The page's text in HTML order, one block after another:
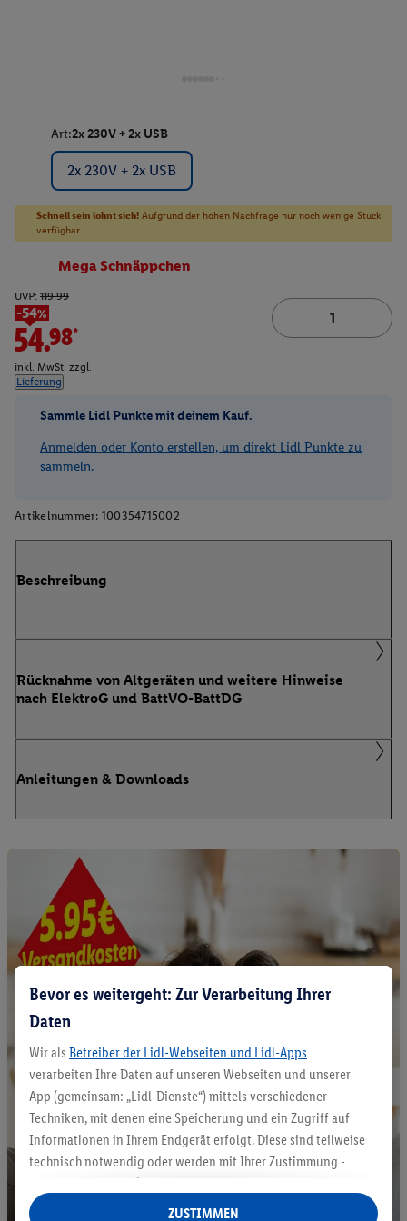
Art:2x 230V + 2x USB
2x 230V + 2x USB
Schnell sein lohnt sich! Aufgrund der hohen Nachfrage nur noch wenige Stück
verfügbar.
Mega Schnäppchen
UVP: 119.99
-54%
54.98*
inkl. MwSt. zzgl.
Lieferung
Sammle Lidl Punkte mit deinem Kauf.
Anmelden oder Konto erstellen, um direkt Lidl Punkte zu
sammeln.
Artikelnummer: 100354715002
Beschreibung
Rücknahme von Altgeräten und weitere Hinweise
nach ElektroG und BattVO-BattDG
Anleitungen & Downloads
Bevor es weitergeht: Zur Verarbeitung Ihrer
Daten
Wir als Betreiber der Lidl-Webseiten und Lidl-Apps
verarbeiten Ihre Daten auf unseren Webseiten und unserer
App (gemeinsam: „Lidl-Dienste“) mittels verschiedener
Techniken, mit denen eine Speicherung und ein Zugriff auf
Informationen in Ihrem Endgerät erfolgt. Diese sind teilweise
technisch notwendig oder werden mit Ihrer Zustimmung -
auch durch Partner (u.a.
Verantwortliche; im Zusammenhang mit dem IAB TCF
ZUSTIMMEN